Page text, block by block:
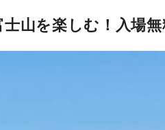
士山を楽しむ！入場